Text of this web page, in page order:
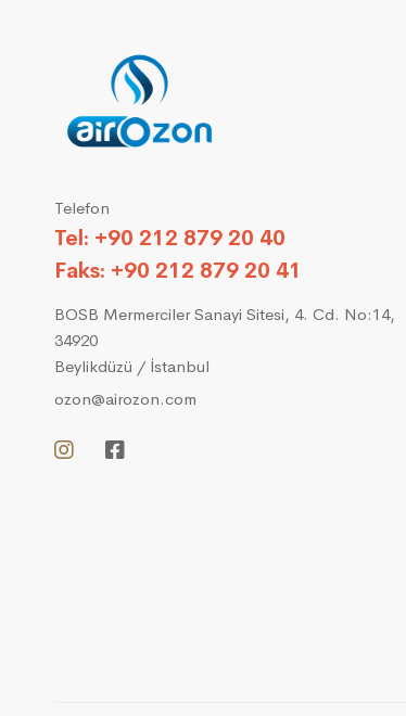
Telefon
Tel: +90 212 879 20 40
Faks: +90 212 879 20 41
BOSB Mermerciler Sanayi Sitesi, 4. Cd. No:14,
34920
Beylikdüzü / İstanbul
ozon@airozon.com